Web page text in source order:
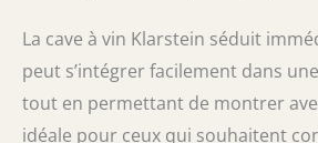
La cave à vin Klarstein séduit
peut s’intégrer facilement dans
tout en permettant de montrer
idéale pour ceux qui souhaitent